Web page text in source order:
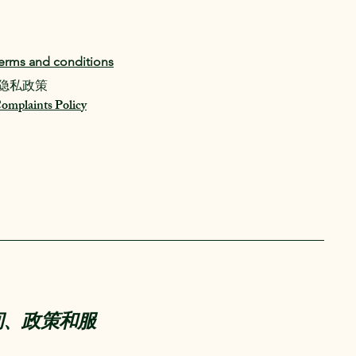
and conditions
私政策
Policy
、政策和服